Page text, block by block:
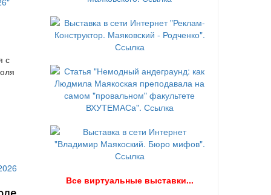
с
Все виртуальные выставки...